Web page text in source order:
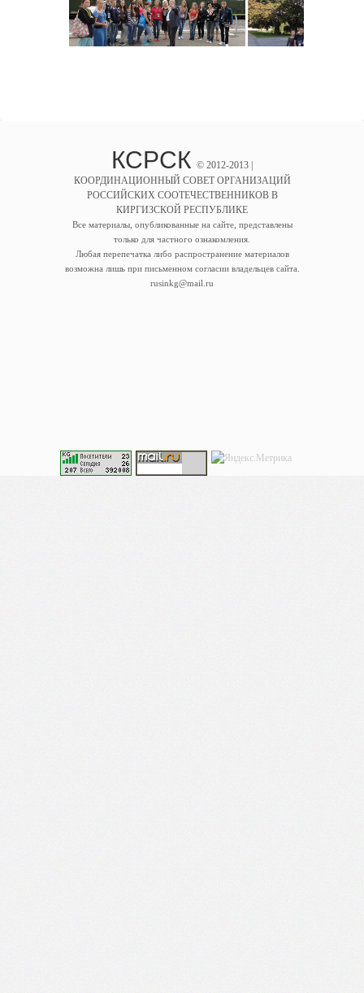
КСРСК © 2012-2013 |
КООРДИНАЦИОННЫЙ СОВЕТ ОРГАНИЗАЦИЙ
РОССИЙСКИХ СООТЕЧЕСТВЕННИКОВ В
КИРГИЗСКОЙ РЕСПУБЛИКЕ
Все материалы, опубликованные на сайте, представлены
только для частного ознакомления.
Любая перепечатка либо распространение материалов
возможна лишь при письменном согласии владельцев сайта.
rusinkg@mail.ru